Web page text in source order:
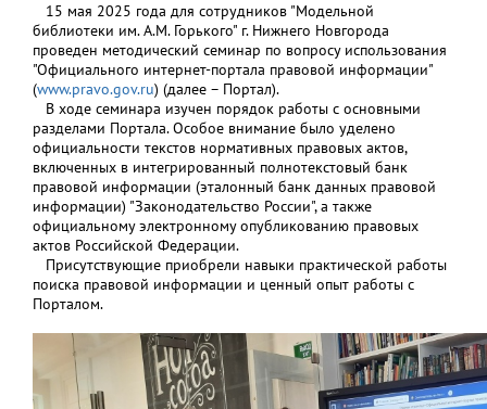
15 мая 2025 года для сотрудников "Модельной
библиотеки им. А.М. Горького" г. Нижнего Новгорода
проведен методический семинар по вопросу использования
"Официального интернет-портала правовой информации"
(www.pravo.gov.ru) (далее – Портал).
В ходе семинара изучен порядок работы с основными
разделами Портала. Особое внимание было уделено
официальности текстов нормативных правовых актов,
включенных в интегрированный полнотекстовый банк
правовой информации (эталонный банк данных правовой
информации) "Законодательство России", а также
официальному электронному опубликованию правовых
актов Российской Федерации.
Присутствующие приобрели навыки практической работы
поиска правовой информации и ценный опыт работы с
Порталом.